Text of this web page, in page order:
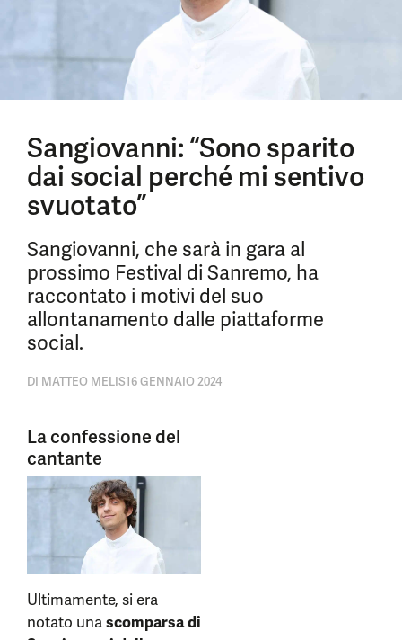
Sangiovanni: “Sono sparito
dai social perché mi sentivo
svuotato”
Sangiovanni, che sarà in gara al
prossimo Festival di Sanremo, ha
raccontato i motivi del suo
allontanamento dalle piattaforme
social.
DI MATTEO MELIS16 GENNAIO 2024
La confessione del
cantante
Ultimamente, si era
notato unascomparsa di